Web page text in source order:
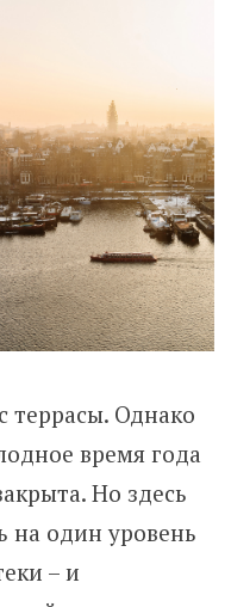
террасы. Однако
время года
Но здесь
на один уровень
– и